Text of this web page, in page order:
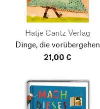
Hatje Cantz Verlag
Dinge, die vorübergehen
21,00 €